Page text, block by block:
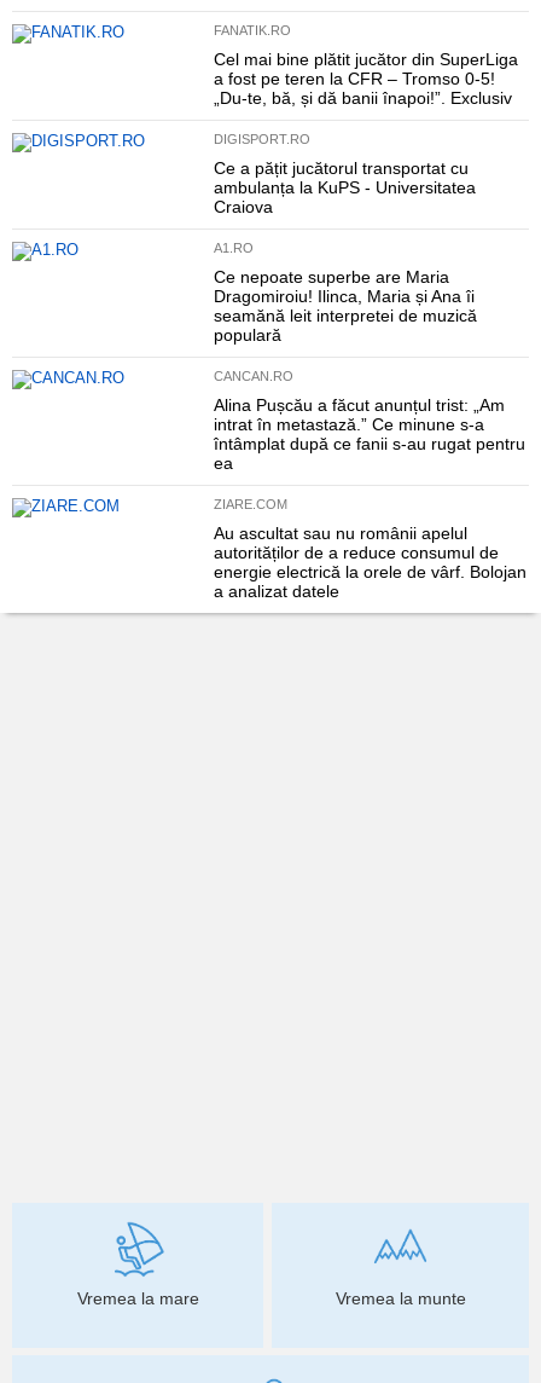
FANATIK.RO
Cel mai bine plătit jucător din SuperLiga
a fost pe teren la CFR – Tromso 0-5!
„Du-te, bă, și dă banii înapoi!”. Exclusiv
DIGISPORT.RO
Ce a pățit jucătorul transportat cu
ambulanța la KuPS - Universitatea
Craiova
A1.RO
Ce nepoate superbe are Maria
Dragomiroiu! Ilinca, Maria și Ana îi
seamănă leit interpretei de muzică
populară
CANCAN.RO
Alina Pușcău a făcut anunțul trist: „Am
intrat în metastază.” Ce minune s-a
întâmplat după ce fanii s-au rugat pentru
ea
ZIARE.COM
Au ascultat sau nu românii apelul
autorităților de a reduce consumul de
energie electrică la orele de vârf. Bolojan
a analizat datele
Vremea la mare Vremea la munte